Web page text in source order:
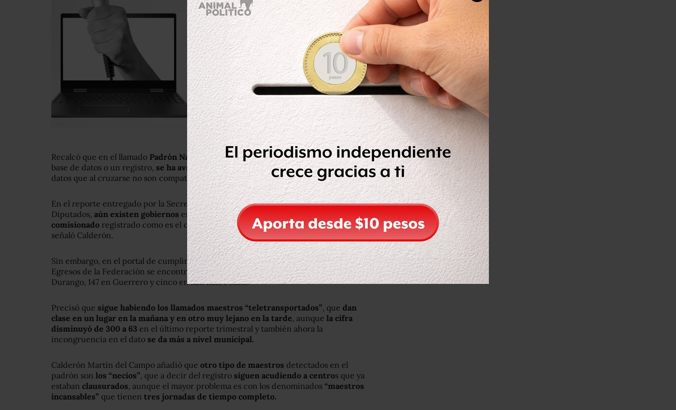
Recalcó que en el llamado Padrón Nacional de Maestros,el cual aseguró aún es una
base de datos o un registro, se ha avanzado,aunqueaún existen incongruenciaso
datos que al cruzarse no son compatibles.
En el reporte entregado por la Secretaría de Educación Pública (SEP) a la Cámara de
Diputados, aún existen gobiernos estatales que reportan que no tienen ningún
comisionado registrado como es el caso deDurango, Guerrero y San Luis Potosí,
señaló Calderón.
Sin embargo, en el portal de cumplimiento del Artículo 9 del Presupuesto de
Egresos de la Federación se encontró que existen 255 maestros comisionados en
Durango, 147 en Guerrero y cinco en San Luis Potosí.
Precisó que sigue habiendo los llamados maestros “teletransportados”, que dan
clase en un lugar en la mañana y en otro muy lejano en la tarde, aunque la cifra
disminuyó de 300 a 63 en el último reporte trimestral y también ahora la
incongruencia en el dato se da más a nivel municipal.
Calderón Martín del Campo añadió que otro tipo de maestros detectados en el
padrón son los “necios”, que a decir del registro siguen acudiendo a centros que ya
estaban clausurados, aunque el mayor problema es con los denominados “maestros
incansables” que tienen tres jornadas de tiempo completo.